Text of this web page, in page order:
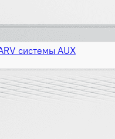
системы AUX